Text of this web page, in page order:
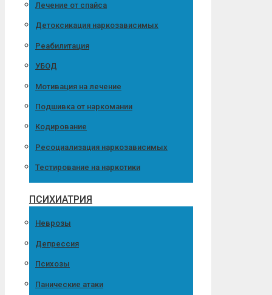
Лечение от спайса
Детоксикация наркозависимых
Реабилитация
УБОД
Мотивация на лечение
Подшивка от наркомании
Кодирование
Ресоциализация наркозависимых
Тестирование на наркотики
ПСИХИАТРИЯ
Неврозы
Депрессия
Психозы
Панические атаки